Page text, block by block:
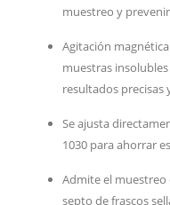
muestreo y
Agitación
muestras
resultados
Se ajusta
1030 para ahorrar
Admite el muestreo
septo de frascos